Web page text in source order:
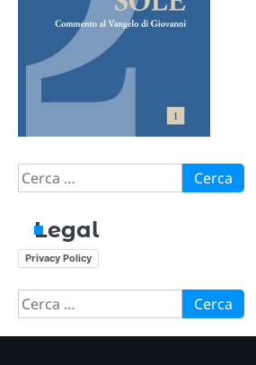
Ricerca
per:
Legal
Privacy Policy
Ricerca
per: